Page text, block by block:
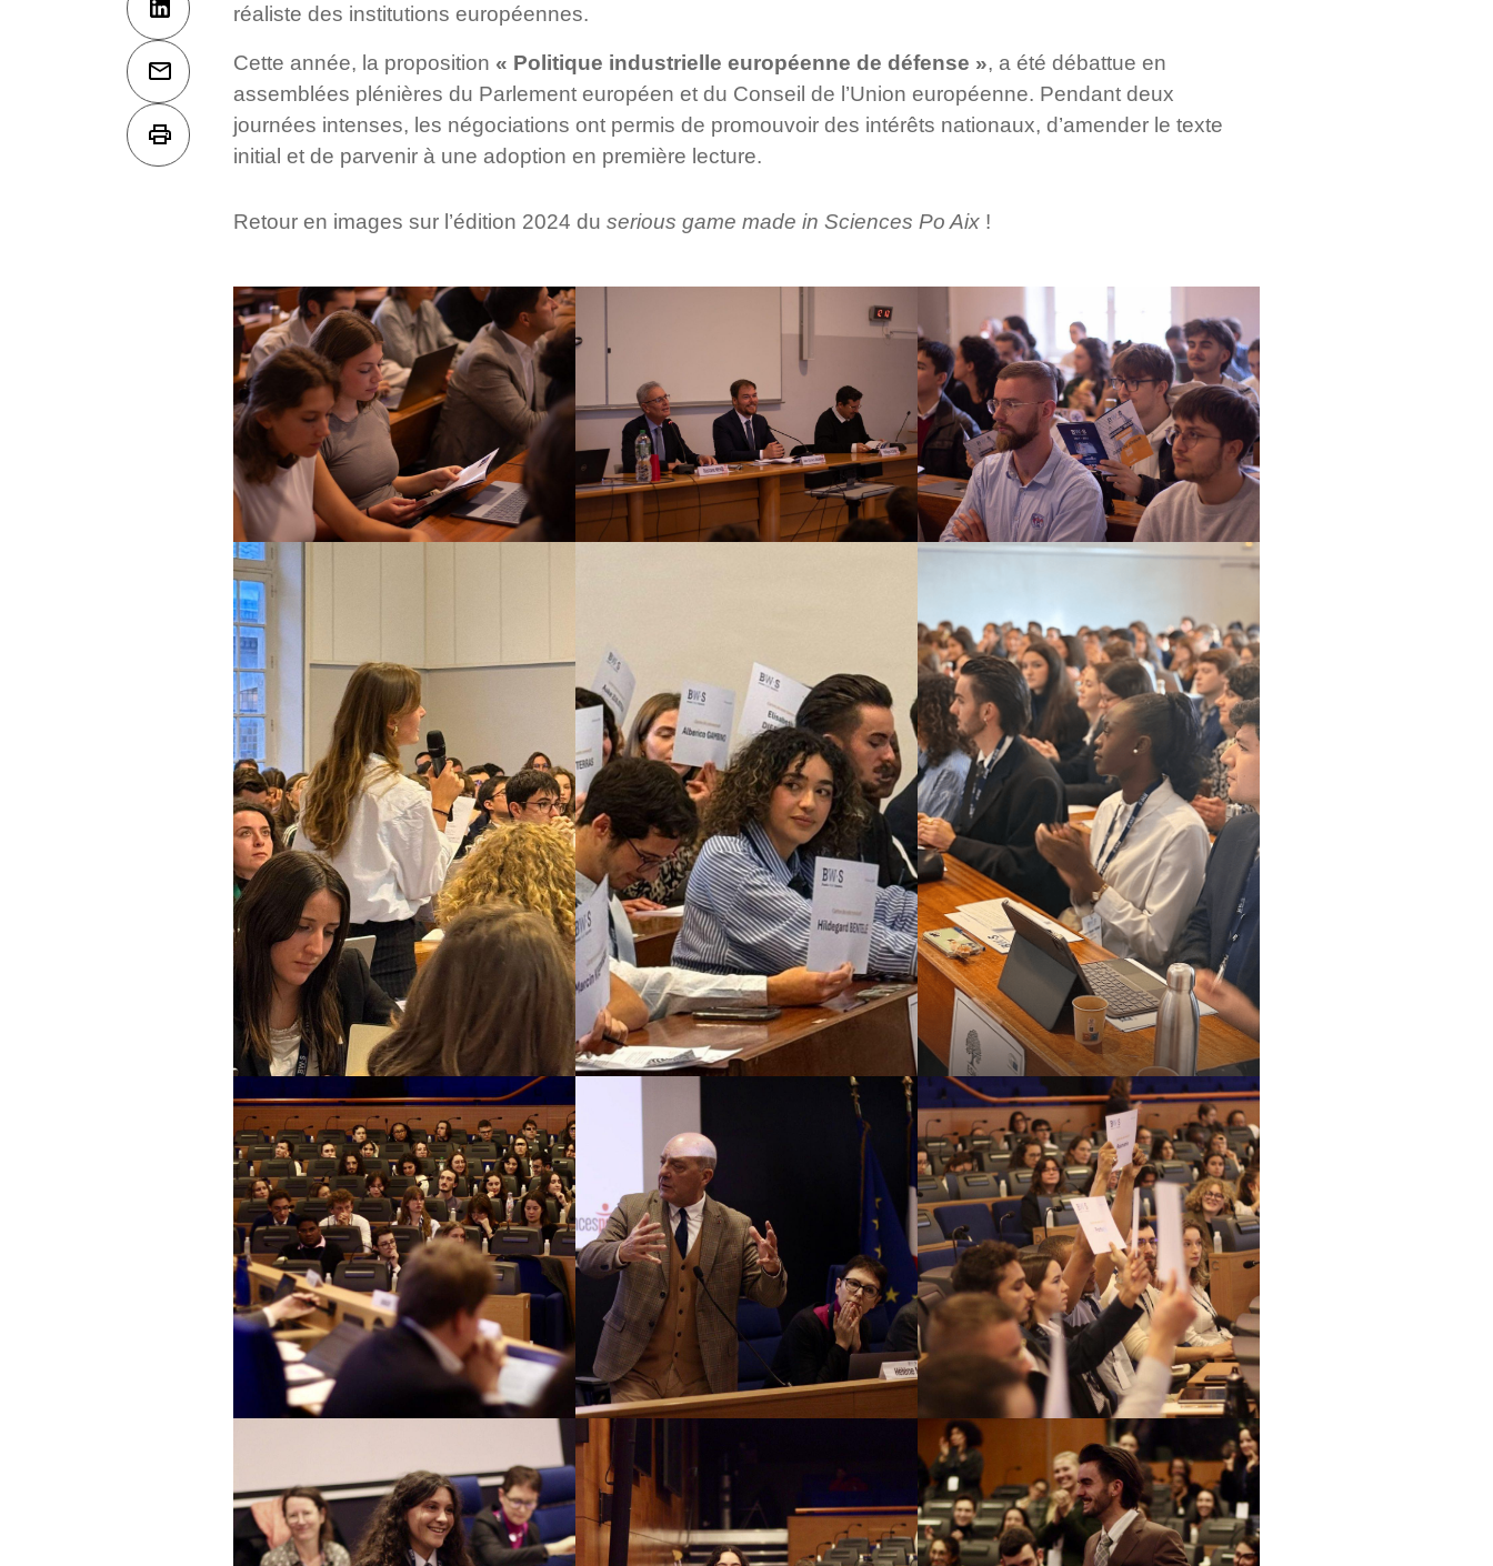
réaliste des institutions européennes.
Cette année, la proposition « Politique industrielle européenne de défense », a été débattue en
assemblées plénières du Parlement européen et du Conseil de l’Union européenne. Pendant deux
journées intenses, les négociations ont permis de promouvoir des intérêts nationaux, d’amender le texte
initial et de parvenir à une adoption en première lecture.
Retour en images sur l’édition 2024 du serious game made in Sciences Po Aix !